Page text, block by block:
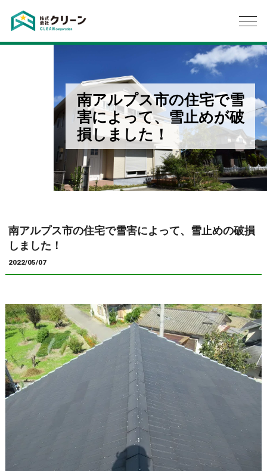
南アルプス市の住宅で雪
害によって、雪止めが破
損しました！
南アルプス市の住宅で雪害によって、雪止めの破損
しました！
2022/05/07